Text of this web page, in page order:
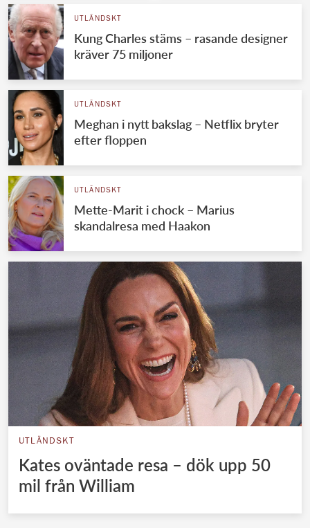
UTLÄNDSKT
Kung Charles stäms – rasande designer
kräver 75 miljoner
UTLÄNDSKT
Meghan i nytt bakslag – Netflix bryter
efter floppen
UTLÄNDSKT
Mette-Marit i chock – Marius
skandalresa med Haakon
UTLÄNDSKT
Kates oväntade resa – dök upp 50
mil från William